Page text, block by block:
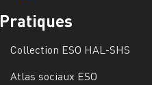
Pratiques
Collection ESO HAL-SHS
Atlas sociaux ESO